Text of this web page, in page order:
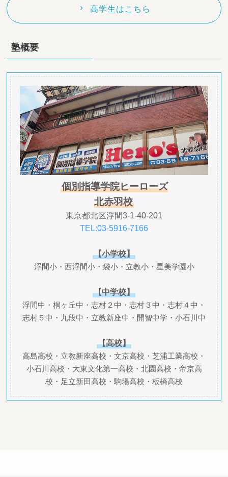
高学生はこちら
塾概要
個別指導学院ヒーローズ
北赤羽校
東京都北区浮間3-1-40-201
TEL:03-5916-7166
【小学校】
浮間小・西浮間小・袋小・立教小・星美学園小
【中学校】
浮間中・桐ヶ丘中・志村２中・志村３中・志村４中・
志村５中・九段中・立教新座中・開智中学・小石川中
【高校】
高島高校・立教新座高校・文京高校・芝浦工業高校・
小石川高校・大東文化第一高校・北園高校・帝京高
校・足立新田高校・駒場高校・板橋高校